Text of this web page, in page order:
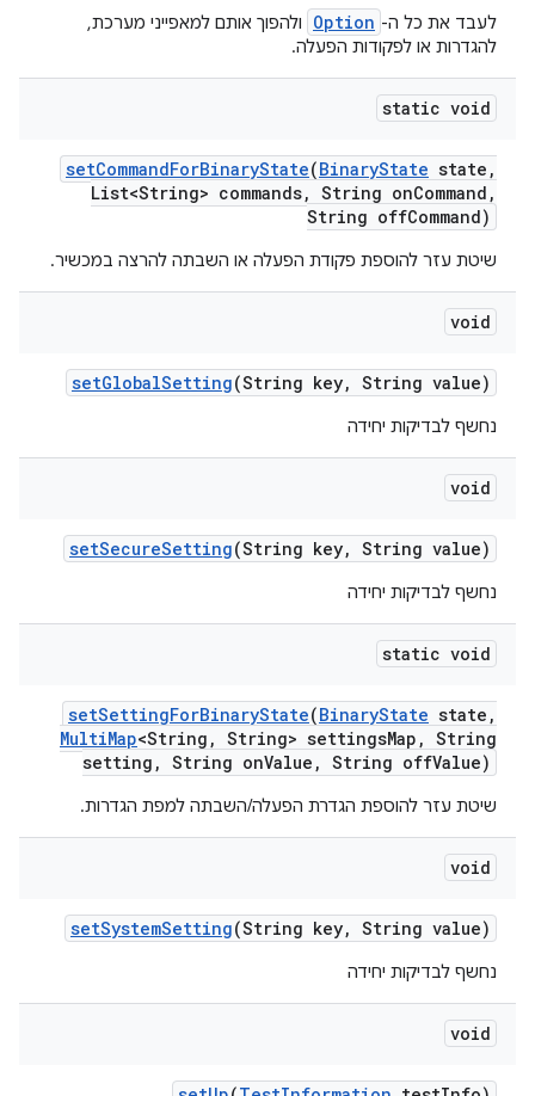
לעבד את כל ה- Option
ולהפוך אותם למאפייני מערכת,
להגדרות או לפקודות הפעלה.
static void
setCommandForBinaryState(BinaryState state ,
List<String> commands, String onCommand ,
String offCommand)
שיטת עזר להוספת פקודת הפעלה או השבתה להרצה במכשיר.
void
setGlobalSetting(String key, String value)
נחשף לבדיקות יחידה
void
setSecureSetting(String key, String value)
נחשף לבדיקות יחידה
static void
setSettingForBinaryState(BinaryState state ,
MultiMap<String , String> settingsMap , String
setting , String onValue , String offValue)
שיטת עזר להוספת הגדרת הפעלה/השבתה למפת הגדרות.
void
setSystemSetting(String key, String value)
נחשף לבדיקות יחידה
void